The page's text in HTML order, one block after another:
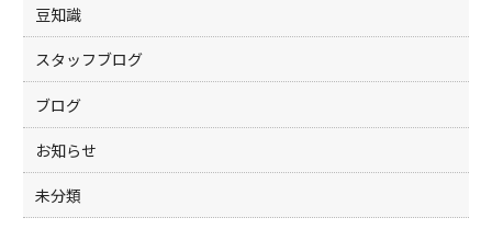
豆知識
スタッフブログ
ブログ
お知らせ
未分類